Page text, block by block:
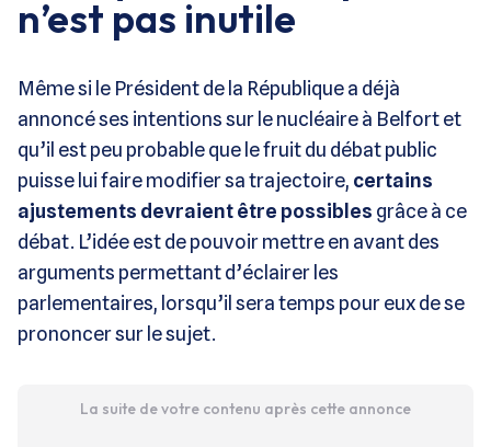
n’est pas inutile
Même si le Président de la République a déjà
annoncé ses intentions sur le nucléaire à Belfort et
qu’il est peu probable que le fruit du débat public
puisse lui faire modifier sa trajectoire, certains
ajustements devraient être possibles grâce à ce
débat. L’idée est de pouvoir mettre en avant des
arguments permettant d’éclairer les
parlementaires, lorsqu’il sera temps pour eux de se
prononcer sur le sujet.
La suite de votre contenu après cette annonce